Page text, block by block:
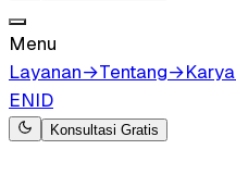
Menu
Layanan→Tentang→Karya
ENID
Konsultasi Gratis